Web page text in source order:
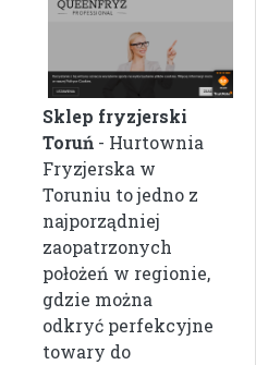
Sklep fryzjerski
Toruń - Hurtownia
Fryzjerska w
Toruniu to jedno z
najporządniej
zaopatrzonych
położeń w regionie,
gdzie można
odkryć perfekcyjne
towary do